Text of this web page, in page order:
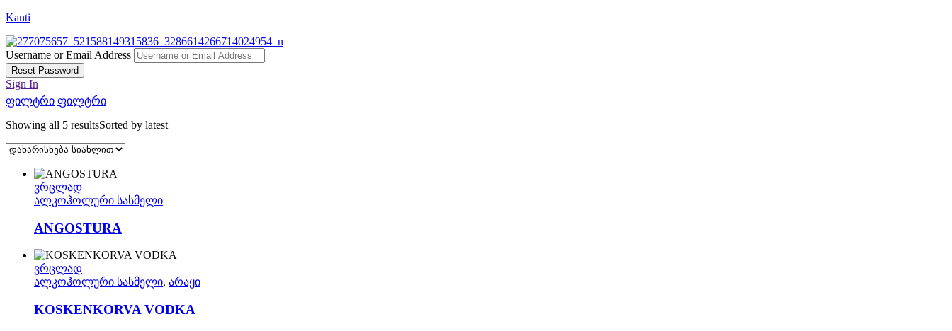
Kanti
Username or Email Address
Reset Password
Sign In
ფილტრი ფილტრი
Showing all 5 resultsSorted by latest
ვრცლად
ალკოჰოლური სასმელი
ANGOSTURA
ვრცლად
ალკოჰოლური სასმელი, არაყი
KOSKENKORVA VODKA